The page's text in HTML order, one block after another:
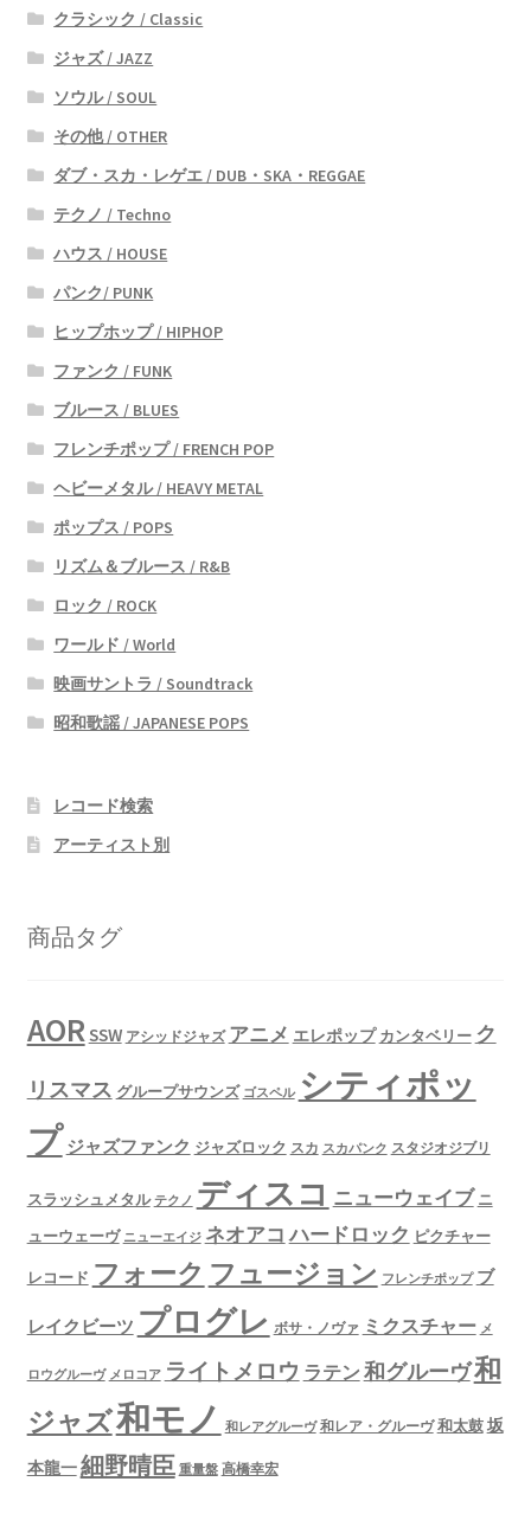
クラシック / Classic
ジャズ / JAZZ
ソウル / SOUL
その他 / OTHER
ダブ・スカ・レゲエ / DUB・SKA・REGGAE
テクノ / Techno
ハウス / HOUSE
パンク/ PUNK
ヒップホップ / HIPHOP
ファンク / FUNK
ブルース / BLUES
フレンチポップ / FRENCH POP
ヘビーメタル / HEAVY METAL
ポップス / POPS
リズム＆ブルース / R&B
ロック / ROCK
ワールド / World
映画サントラ / Soundtrack
昭和歌謡 / JAPANESE POPS
レコード検索
アーティスト別
商品タグ
AORSSW アシッドジャズ アニメ エレポップ カンタベリー ク
リスマス グループサウンズ ゴスペル シティポッ
プ ジャズファンク ジャズロック スカ スカパンク スタジオジブリ
スラッシュメタル テクノ ディスコ ニューウェイブ ニ
ューウェーヴ ニューエイジ ネオアコ ハードロック ピクチャー
レコード フォーク フュージョン フレンチポップ ブ
レイクビーツ プログレ ボサ・ノヴァ ミクスチャー メ
ロウグルーヴ メロコア ライトメロウ ラテン 和グルーヴ和
ジャズ和モノ 和レアグルーヴ 和レア・グルーヴ 和太鼓坂
本龍一細野晴臣 重量盤 高橋幸宏